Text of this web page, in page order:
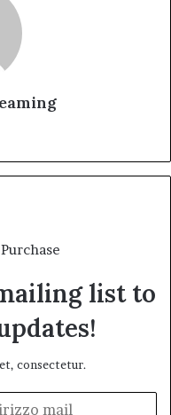
list to
consectetur.